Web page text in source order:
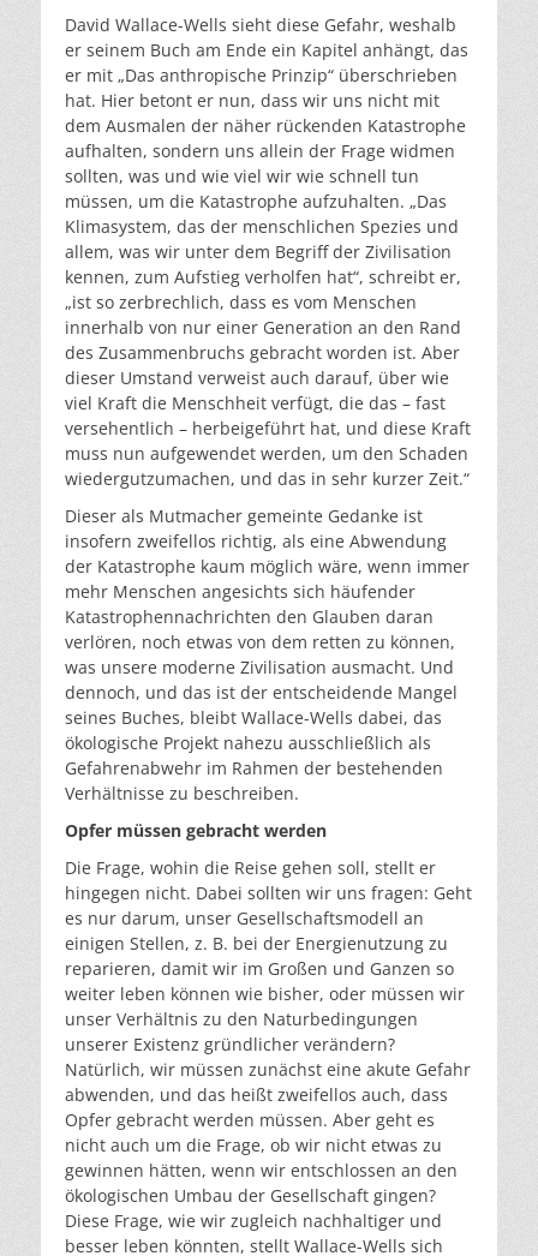
David Wallace-Wells sieht diese Gefahr, weshalb
er seinem Buch am Ende ein Kapitel anhängt, das
er mit „Das anthropische Prinzip“ überschrieben
hat. Hier betont er nun, dass wir uns nicht mit
dem Ausmalen der näher rückenden Katastrophe
aufhalten, sondern uns allein der Frage widmen
sollten, was und wie viel wir wie schnell tun
müssen, um die Katastrophe aufzuhalten. „Das
Klimasystem, das der menschlichen Spezies und
allem, was wir unter dem Begriff der Zivilisation
kennen, zum Aufstieg verholfen hat“, schreibt er,
„ist so zerbrechlich, dass es vom Menschen
innerhalb von nur einer Generation an den Rand
des Zusammenbruchs gebracht worden ist. Aber
dieser Umstand verweist auch darauf, über wie
viel Kraft die Menschheit verfügt, die das – fast
versehentlich – herbeigeführt hat, und diese Kraft
muss nun aufgewendet werden, um den Schaden
wiedergutzumachen, und das in sehr kurzer Zeit.“
Dieser als Mutmacher gemeinte Gedanke ist
insofern zweifellos richtig, als eine Abwendung
der Katastrophe kaum möglich wäre, wenn immer
mehr Menschen angesichts sich häufender
Katastrophennachrichten den Glauben daran
verlören, noch etwas von dem retten zu können,
was unsere moderne Zivilisation ausmacht. Und
dennoch, und das ist der entscheidende Mangel
seines Buches, bleibt Wallace-Wells dabei, das
ökologische Projekt nahezu ausschließlich als
Gefahrenabwehr im Rahmen der bestehenden
Verhältnisse zu beschreiben.
Opfer müssen gebracht werden
Die Frage, wohin die Reise gehen soll, stellt er
hingegen nicht. Dabei sollten wir uns fragen: Geht
es nur darum, unser Gesellschaftsmodell an
einigen Stellen, z. B. bei der Energienutzung zu
reparieren, damit wir im Großen und Ganzen so
weiter leben können wie bisher, oder müssen wir
unser Verhältnis zu den Naturbedingungen
unserer Existenz gründlicher verändern?
Natürlich, wir müssen zunächst eine akute Gefahr
abwenden, und das heißt zweifellos auch, dass
Opfer gebracht werden müssen. Aber geht es
nicht auch um die Frage, ob wir nicht etwas zu
gewinnen hätten, wenn wir entschlossen an den
ökologischen Umbau der Gesellschaft gingen?
Diese Frage, wie wir zugleich nachhaltiger und
besser leben könnten, stellt Wallace-Wells sich